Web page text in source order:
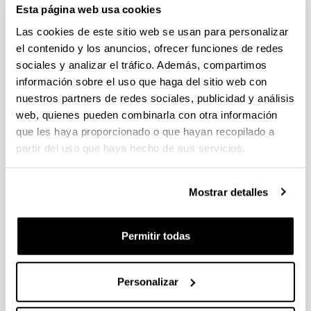
Esta página web usa cookies
Las cookies de este sitio web se usan para personalizar
el contenido y los anuncios, ofrecer funciones de redes
sociales y analizar el tráfico. Además, compartimos
información sobre el uso que haga del sitio web con
nuestros partners de redes sociales, publicidad y análisis
web, quienes pueden combinarla con otra información
que les haya proporcionado o que hayan recopilado a
partir del uso que haya hecho de sus servicios.
Mostrar detalles
Permitir todas
Personalizar
Hizkuntzalaritza eta Euskal Ikasketak Saila (HEIS) 2003.
urtean sortu zen oraingo egiturarekin. Bi jakintza-arlo
ditu barruan: Euskal Filologia eta Hizkuntzalaritza
Orokorra. Bere egoitza UPV/EHUko Letren Fakultatean
Publicador de contenidos
del Campus de Álava
El mandato de Guterres termina este año: ¿cómo se
elige al secretario general de Naciones Unidas?